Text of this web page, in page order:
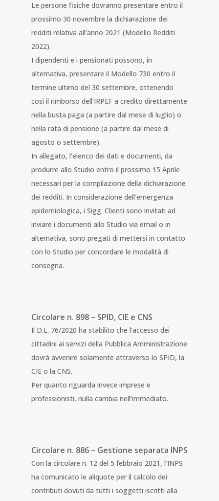
Le persone fisiche dovranno presentare entro il
prossimo 30 novembre la dichiarazione dei
redditi relativa all’anno 2021 (Modello Redditi
2022).
I dipendenti e i pensionati possono, in
alternativa, presentare il Modello 730 entro il
termine ultimo del 30 settembre, ottenendo
così il rimborso dell’IRPEF a credito direttamente
nella busta paga (a partire dal mese di luglio) o
nella rata di pensione (a partire dal mese di
agosto o settembre).
In allegato, l’elenco dei dati e documenti, da
produrre allo Studio entro il prossimo 15 Aprile
necessari per la compilazione della dichiarazione
dei redditi. In considerazione dell’emergenza
epidemiologica, i Sigg. Clienti sono invitati ad
inviare i documenti allo Studio via email o in
alternativa, sono pregati di mettersi in contatto
con lo Studio per concordare le modalità di
consegna.
Circolare n. 898 – SPID, CIE e CNS
Il D.L. 76/2020 ha stabilito che l’accesso dei
cittadini ai servizi della Pubblica Amministrazione
dovrà avvenire solamente attraverso lo SPID, la
CIE o la CNS.
Per quanto riguarda invece imprese e
professionisti, nulla cambia nell’immediato.
Circolare n. 886 – Gestione separata INPS
Con la circolare n. 12 del 5 febbraio 2021, l’INPS
ha comunicato le aliquote per il calcolo dei
contributi dovuti da tutti i soggetti iscritti alla